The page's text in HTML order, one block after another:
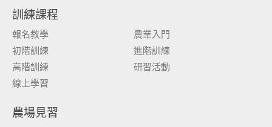
訓練課程
報名教學
農業入門
初階訓練
進階訓練
高階訓練
研習活動
線上學習
農場見習